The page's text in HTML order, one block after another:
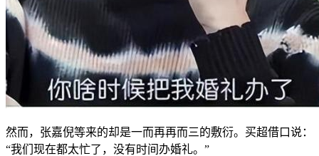
然而，张嘉倪等来的却是一而再再而三的敷衍。买超借口说：
“我们现在都太忙了，没有时间办婚礼。”